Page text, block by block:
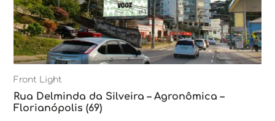
Front Light
Rua Delminda da Silveira – Agronômica –
Florianópolis (69)